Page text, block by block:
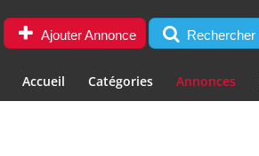
Ajouter Annonce Rechercher
Accueil Catégories Annonces